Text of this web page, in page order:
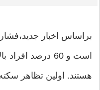
براساس اخبار
هستند. اولین تظاهر